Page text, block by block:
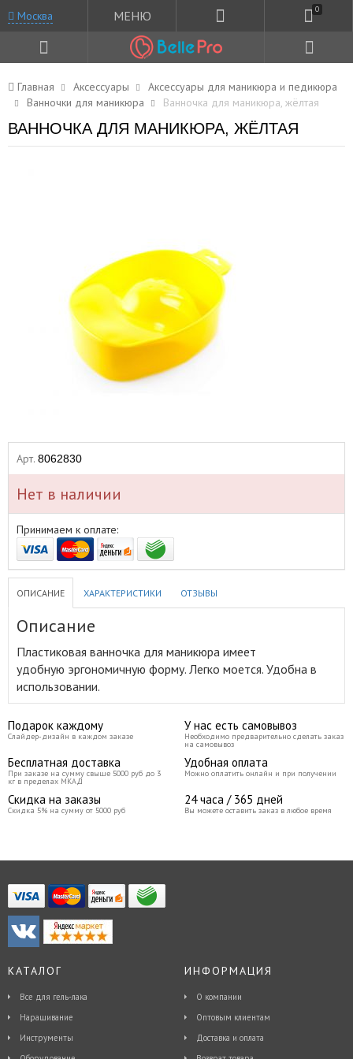
Москва МЕНЮ 0
Главная Аксессуары
Аксессуары для маникюра и педикюра
Ванночки для маникюра
Ванночка для маникюра, жёлтая
ВАННОЧКА ДЛЯ МАНИКЮРА, ЖЁЛТАЯ
Арт. 8062830
Нет в наличии
Принимаем к оплате:
ОПИСАНИЕ ХАРАКТЕРИСТИКИ ОТЗЫВЫ
Описание
Пластиковая ванночка для маникюра имеет
удобную эргономичную форму. Легко моется. Удобна в
использовании.
Подарок каждому
Слайдер-дизайн в каждом заказе
У нас есть самовывоз
Необходимо предварительно сделать заказ
на самовывоз
Бесплатная доставка
При заказе на сумму свыше 5000 руб до 3
кг в пределах МКАД
Удобная оплата
Можно оплатить онлайн и при получении
Скидка на заказы
Скидка 5% на сумму от 5000 руб
24 часа / 365 дней
Вы можете оставить заказ в любое время
КАТАЛОГ
Все для гель-лака
Наращивание
Инструменты
ИНФОРМАЦИЯ
О компании
Оптовым клиентам
Доставка и оплата